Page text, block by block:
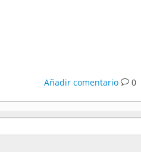
Añadir comentario 0